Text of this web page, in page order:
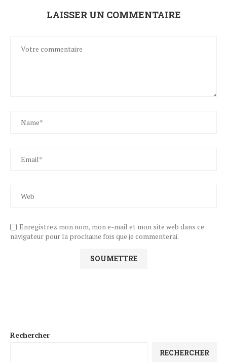
LAISSER UN COMMENTAIRE
Enregistrez mon nom, mon e-mail et mon site web dans ce
navigateur pour la prochaine fois que je commenterai.
Rechercher
RECHERCHER